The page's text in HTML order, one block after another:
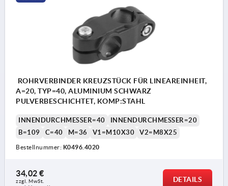
ROHRVERBINDER KREUZSTÜCK FÜR LINEAREINHEIT,
A=20, TYP=40, ALUMINIUM SCHWARZ
PULVERBESCHICHTET, KOMP:STAHL
INNENDURCHMESSER=40
INNENDURCHMESSER=20
B=109
C=40 M=36 V1=M10X30 V2=M8X25
Bestellnummer: K0496.4020
34,02 €
zzgl. MwSt.
DETAILS